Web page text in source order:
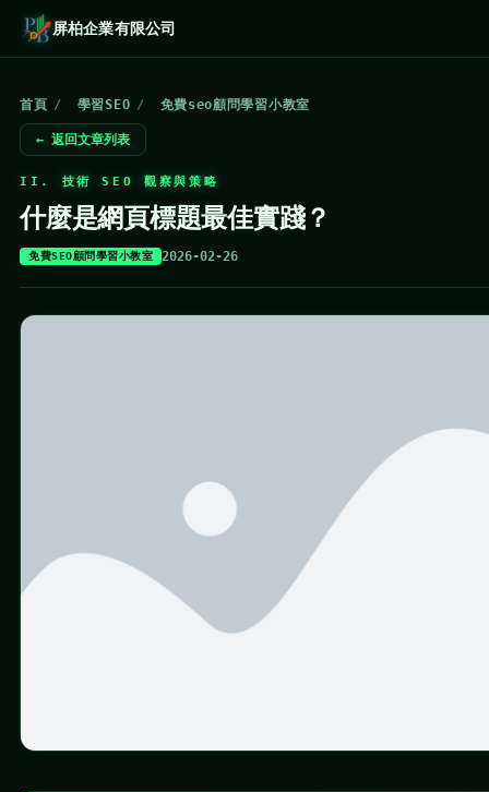
屏柏企業有限公司
首頁 / 學習SEO / 免費seo顧問學習小教室
← 返回文章列表
II. 技術 SEO 觀察與策略
什麼是網頁標題最佳實踐？
免費SEO顧問學習小教室 2026-02-26